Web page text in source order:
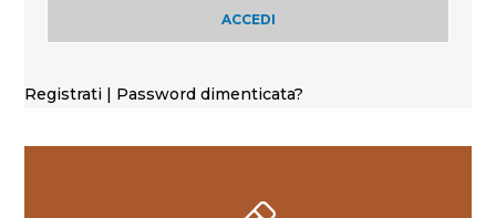
Registrati | Password dimenticata?